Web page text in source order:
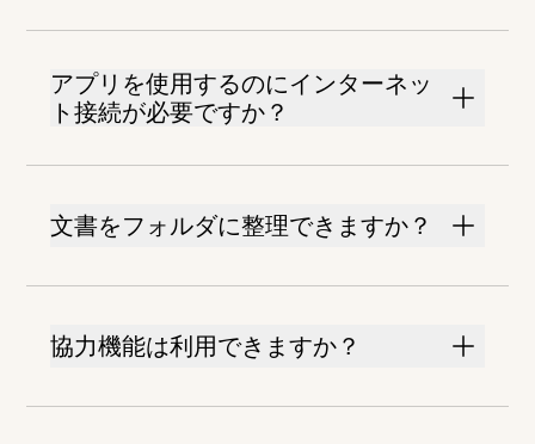
アプリを使用するのにインターネッ
ト接続が必要ですか？
文書をフォルダに整理できますか？
協力機能は利用できますか？